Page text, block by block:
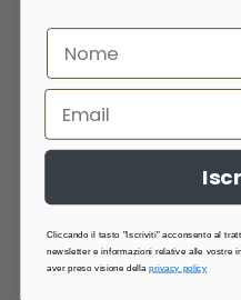
Cliccando il tasto "Iscriviti" acconsento al
newsletter e informazioni relative alle vostre
aver preso visione dellaprivacy policy